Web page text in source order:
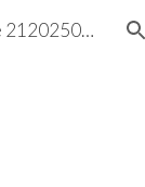
to navigation
Helder Fráguas Advogado | Telefone 212025054